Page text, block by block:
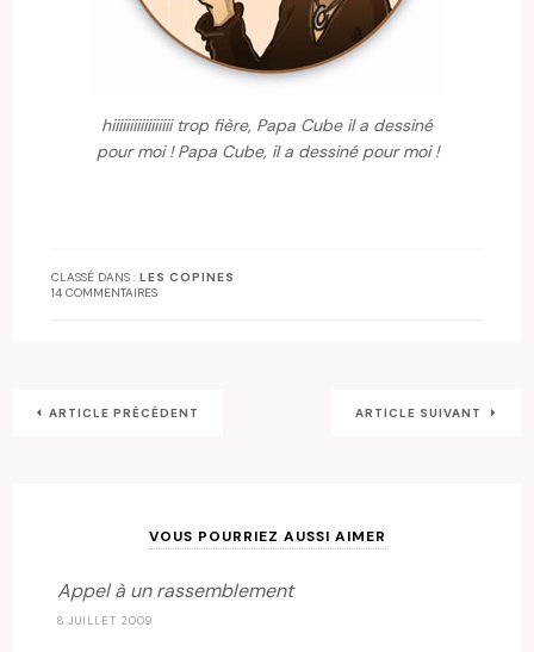
hiiiiiiiiiiiiiiiii trop fière, Papa Cube il a dessiné
pour moi ! Papa Cube, il a dessiné pour moi !
CLASSÉ DANS :LES COPINES
14 COMMENTAIRES
ARTICLE PRÉCÉDENT ARTICLE SUIVANT
VOUS POURRIEZ AUSSI AIMER
Appel à un rassemblement
8 JUILLET 2009